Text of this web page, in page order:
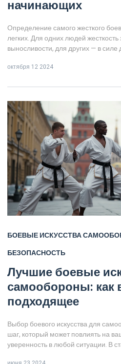
начинающих
Определение самого жесткого
легких. Для одних людей
выносливости, для других — в силе
также играют важную роль. Мы
октября 12 2024
БОЕВЫЕ ИСКУССТВА
БЕЗОПАСНОСТЬ
Лучшие боевые
самообороны: как
подходящее
Выбор боевого искусства для
шаг, который может повлиять на
уверенность в любой ситуации. В